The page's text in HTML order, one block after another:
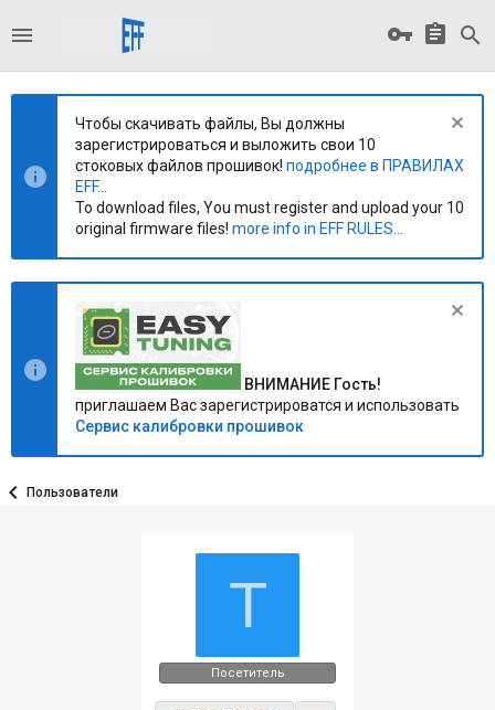
Чтобы скачивать файлы, Вы должны
зарегистрироваться и выложить свои 10
стоковых файлов прошивок! подробнее в ПРАВИЛАХ
EFF...
To download files, You must register and upload your 10
original firmware files! more info in EFF RULES...
ВНИМАНИЕ Гость!
приглашаем Вас зарегистрироватся и использовать
Сервис калибровки прошивок
Пользователи
T
Посетитель